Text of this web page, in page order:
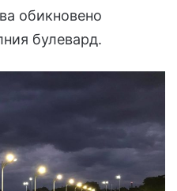
обикновено
булевард.